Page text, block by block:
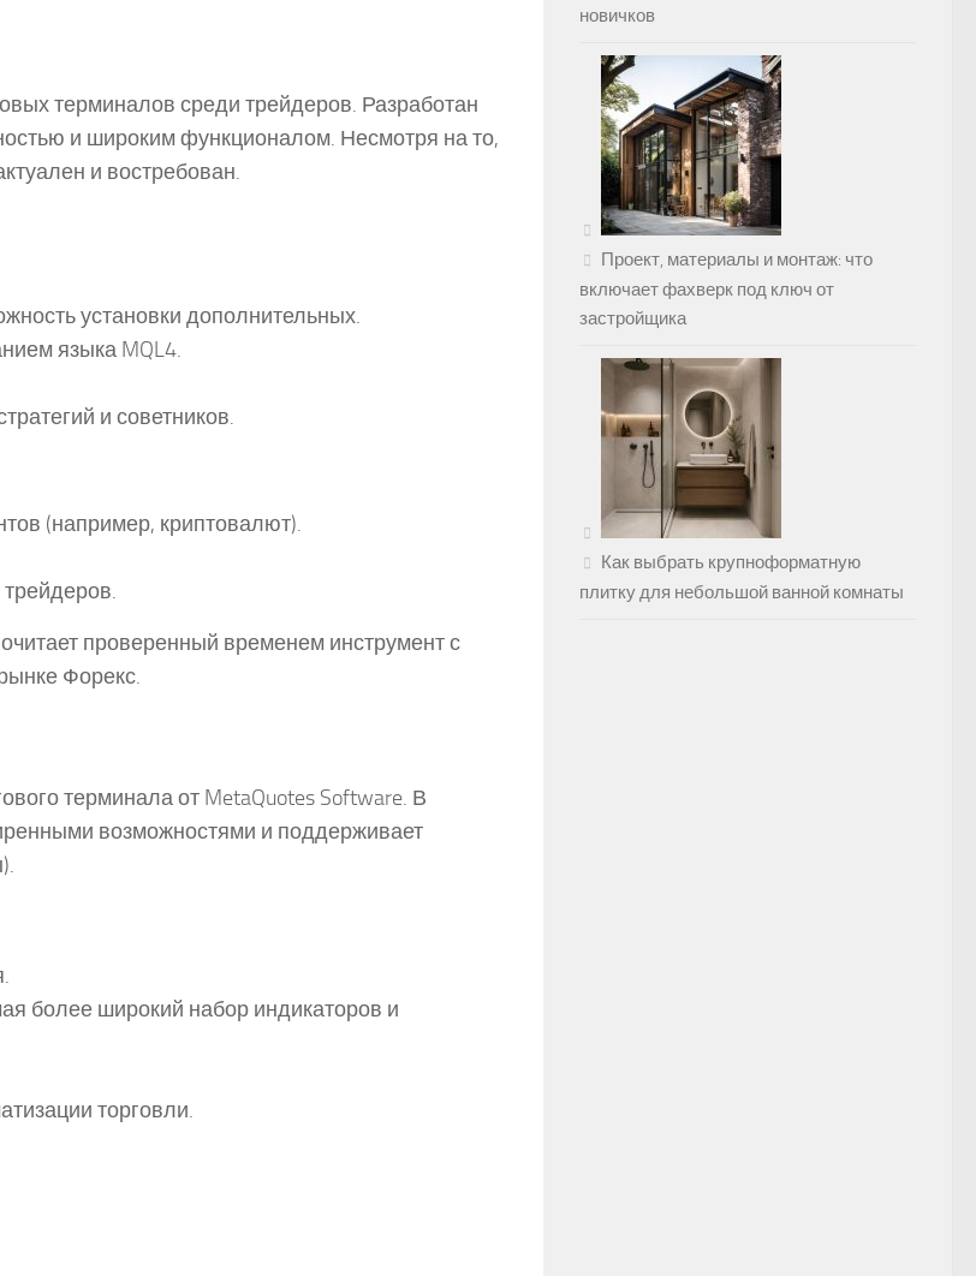
терминалов среди трейдеров. Разработан
и широким функционалом. Несмотря на то,
и востребован.
установки дополнительных.
языка MQL4.
и советников.
(например, криптовалют).
проверенный временем инструмент с
Форекс.
терминала от MetaQuotes Software. В
возможностями и поддерживает
более широкий набор индикаторов и
торговли.
новичков
Проект, материалы и монтаж: что
включает фахверк под ключ от
застройщика
Как выбрать крупноформатную
плитку для небольшой ванной комнаты